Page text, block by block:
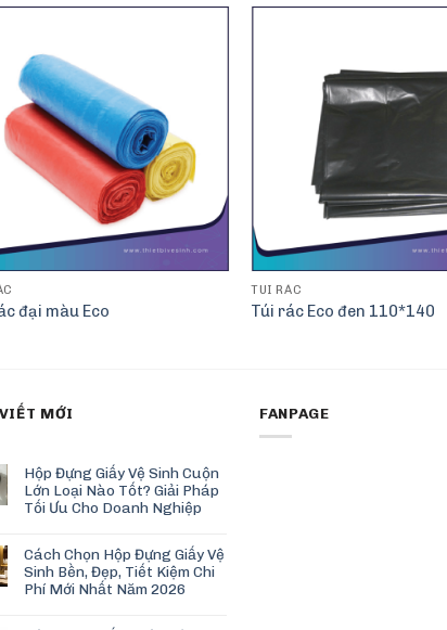
đại màu Eco
TÚI RÁC
Túi rác Eco đen 110*140
MỚI
Hộp Đựng Giấy Vệ Sinh Cuộn
Lớn Loại Nào Tốt? Giải Pháp
Tối Ưu Cho Doanh Nghiệp
Cách Chọn Hộp Đựng Giấy Vệ
Sinh Bền, Đẹp, Tiết Kiệm Chi
Phí Mới Nhất Năm 2026
FANPAGE